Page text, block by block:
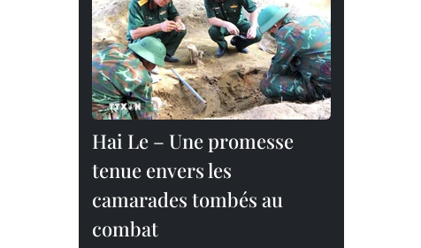
Hai Le – Une promesse
tenue envers les
camarades tombés au
combat